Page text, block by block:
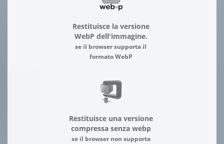
Restituisce la versione
WebP dell'immagine.
se il browser supporta il
formato WebP
Restituisce una versione
compressa senza webp
se il browser non supporta